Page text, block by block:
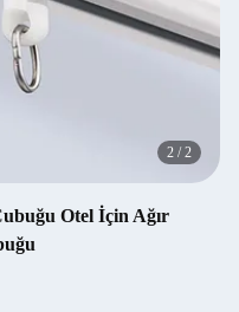
2 /2
Otel İçin Ağır